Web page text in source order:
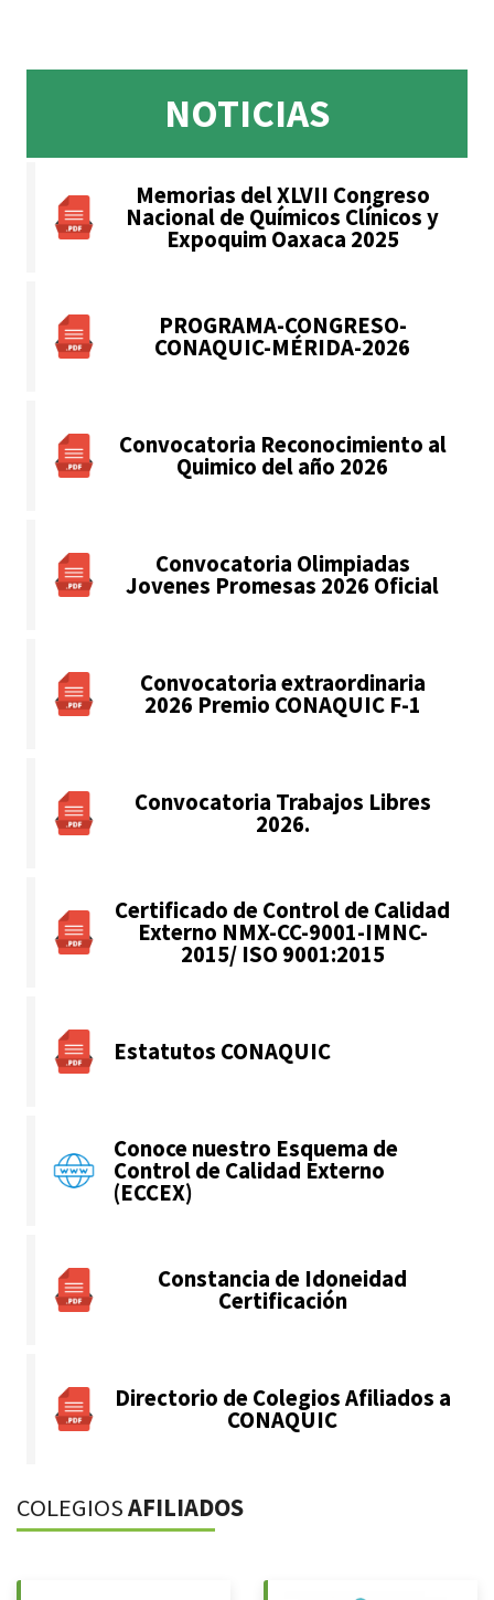
NOTICIAS
Memorias del XLVII Congreso
Nacional de Químicos Clínicos y
Expoquim Oaxaca 2025
PROGRAMA-CONGRESO-
CONAQUIC-MÉRIDA-2026
Convocatoria Reconocimiento al
Quimico del año 2026
Convocatoria Olimpiadas
Jovenes Promesas 2026 Oficial
Convocatoria extraordinaria
2026 Premio CONAQUIC F-1
Convocatoria Trabajos Libres
2026.
Certificado de Control de Calidad
Externo NMX-CC-9001-IMNC-
2015/ ISO 9001:2015
Estatutos CONAQUIC
Conoce nuestro Esquema de
Control de Calidad Externo
(ECCEX)
Constancia de Idoneidad
Certificación
Directorio de Colegios Afiliados a
CONAQUIC
COLEGIOSAFILIADOS